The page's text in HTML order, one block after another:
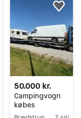
Føj til favoritter.
50.000 kr.
Campingvogn
købes